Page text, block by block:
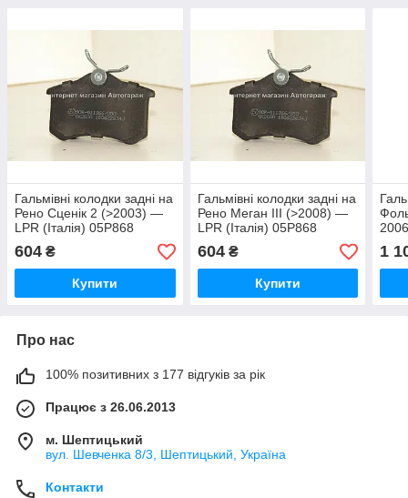
Гальмівні колодки задні на
Рено Сценік 2 (>2003) —
LPR (Італія) 05P868
604 ₴
Купити
Гальмівні колодки задні на
Рено Меган III (>2008) —
LPR (Італія) 05P868
604₴
Купити
1
Про нас
100% позитивних з 177 відгуків за рік
Працює з 26.06.2013
м. Шептицький
вул. Шевченка 8/3, Шептицький, Україна
Контакти